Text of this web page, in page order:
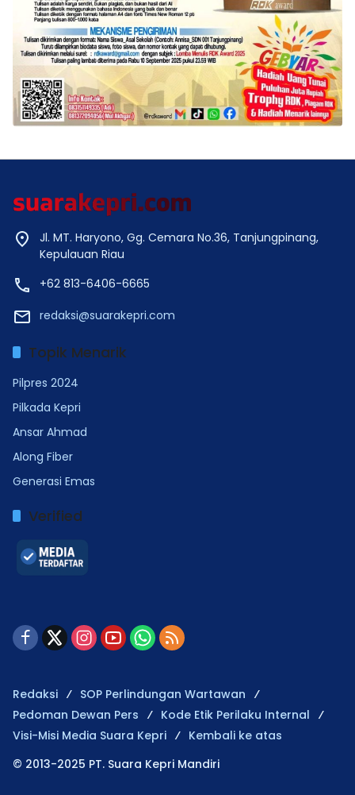
Jl. MT. Haryono, Gg. Cemara No.36, Tanjungpinang,
Kepulauan Riau
+62 813-6406-6665
redaksi@suarakepri.com
Topik Menarik
Pilpres 2024
Pilkada Kepri
Ansar Ahmad
Along Fiber
Generasi Emas
Verified
Redaksi
SOP Perlindungan Wartawan
Pedoman Dewan Pers
Kode Etik Perilaku Internal
Visi-Misi Media Suara Kepri
Kembali ke atas
© 2013-2025 PT. Suara Kepri Mandiri